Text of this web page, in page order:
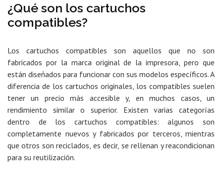
¿Qué son los cartuchos
compatibles?
Los cartuchos compatibles son aquellos que no son
fabricados por la marca originalde la impresora, pero que
están diseñados para funcionar con sus modelos específicos. A
diferencia de los cartuchos originales, los compatibles suelen
tener un precio más accesible y, en muchos casos, un
rendimiento similar o superior. Existen varias categorías
dentro de los cartuchos compatibles: algunos son
completamente nuevos y fabricados por terceros, mientras
que otros son reciclados, es decir, se rellenan y reacondicionan
para su reutilización.